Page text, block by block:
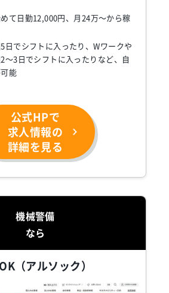
て日勤12,000円、月24万～から稼
日でシフトに入ったり、Wワークや
～3日でシフトに入ったりなど、自
能
公式HPで
求人情報の
詳細を見る
機械警備
なら
（アルソック）